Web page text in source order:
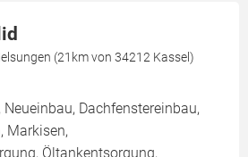
(21km von 34212 Kassel)
Neueinbau, Dachfenstereinbau,
Markisen,
Öltankentsorgung,